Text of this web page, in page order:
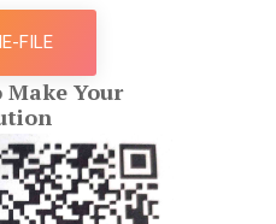
FILE
Make Your